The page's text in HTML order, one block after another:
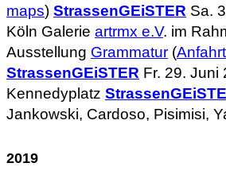
maps) StrassenGEiSTER Sa.
Köln Galerie artrmx e.V. im
Ausstellung Grammatur (
StrassenGEiSTER Fr. 29. Juni
Kennedyplatz
Jankowski, Cardoso, Pisimisi,
2019